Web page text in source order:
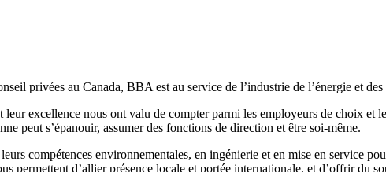
privées au Canada, BBA est au service de l’industrie de l’énergie et
leur excellence nous ont valu de compter parmi les employeurs de choix et
peut s’épanouir, assumer des fonctions de direction et être soi-même.
compétences environnementales, en ingénierie et en mise en service
permettent d’allier présence locale et portée internationale, et d’offrir du